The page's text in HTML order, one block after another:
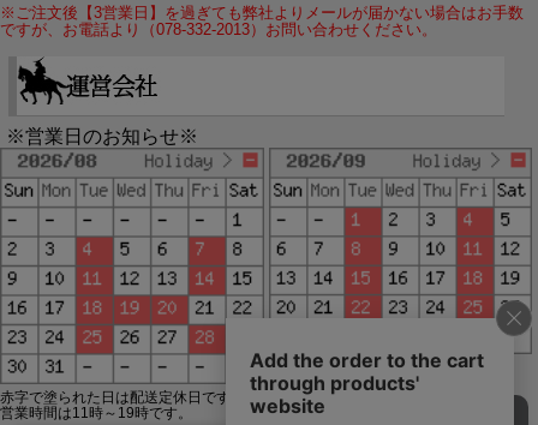
※ご注文後【3営業日】を過ぎても弊社よりメールが届かない場合はお手数
ですが、お電話より（078-332-2013）お問い合わせください。
※営業日のお知らせ※
赤字で塗られた日は配送定休日です。
営業時間は11時～19時です。